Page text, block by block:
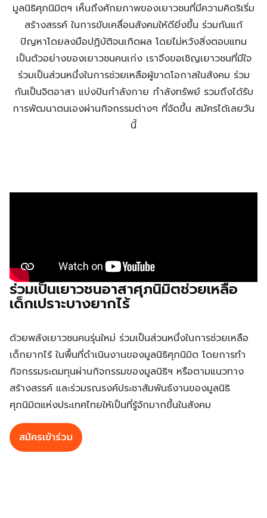
มูลนิธิศุภนิมิตฯ เห็นถึงศักยภาพของเยาวชนที่มีความคิดริเริ่ม
สร้างสรรค์ ในการขับเคลื่อนสังคมให้ดียิ่งขึ้น ร่วมกันแก้
ปัญหาโดยลงมือปฏิบัติจนเกิดผล โดยไม่หวังสิ่งตอบแทน
เป็นตัวอย่างของเยาวชนคนเก่ง เราจึงขอเชิญเยาวชนที่มีใจ
ร่วมเป็นส่วนหนึ่งในการช่วยเหลือผู้ขาดโอกาสในสังคม ร่วม
กันเป็นจิตอาสา แบ่งปันกำลังกาย กำลังทรัพย์ รวมถึงได้รับ
การพัฒนาตนเองผ่านกิจกรรมต่างๆ ที่จัดขึ้น สมัครได้เลยวัน
นี้​
ร่วมเป็นเยาวชนอาสาศุภนิมิตช่วยเหลือ
เด็กเปราะบางยากไร้​
ด้วยพลังเยาวชนคนรุ่นใหม่ ร่วมเป็นส่วนหนึ่งในการช่วยเหลือ
เด็กยากไร้ ในพื้นที่ดำเนินงานของมูลนิธิศุภนิมิต โดยการทำ
กิจกรรมระดมทุนผ่านกิจกรรมของมูลนิธิฯ หรือตามแนวทาง
สร้างสรรค์​ และร่วมรณรงค์ประชาสัมพันธ์งาน​ของมูลนิธิ
ศุภนิมิตแห่งประเทศไทยให้เป็นที่รู้จักมากขึ้นในสังคม​
สมัครเข้าร่วม